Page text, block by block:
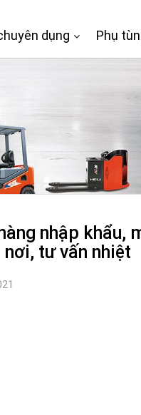
dụng Phụ
nhập khẩu,
tư vấn nhiệt